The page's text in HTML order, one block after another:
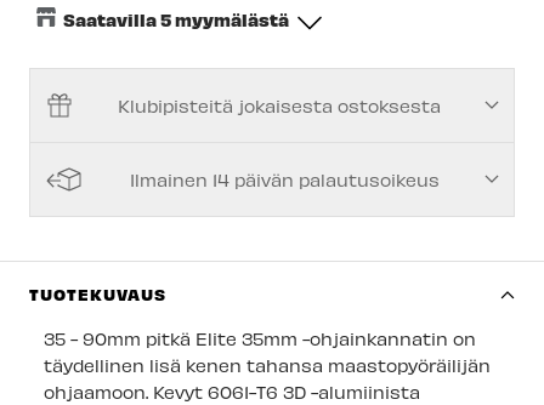
Saatavilla 5 myymälästä
Keskusvarasto-Saatavilla
Espoon Myymälä-Saatavilla
Joensuun myymälä
Imatran myymälä-Saatavilla
Jyväskylän myymälä -Tilapäisesti loppu
Klubipisteitä jokaisesta ostoksesta
Ilmainen 14 päivän palautusoikeus
TUOTEKUVAUS
35 - 90mm pitkä Elite 35mm -ohjainkannatin on
täydellinen lisä kenen tahansa maastopyöräilijän
ohjaamoon. Kevyt 6061-T6 3D -alumiinista